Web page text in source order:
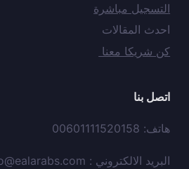
التسجيل مباشرة
احدث المقالات
كن شريكا معنا
اتصل بنا
هاتف: 00601111520158
البريد الالكتروني :